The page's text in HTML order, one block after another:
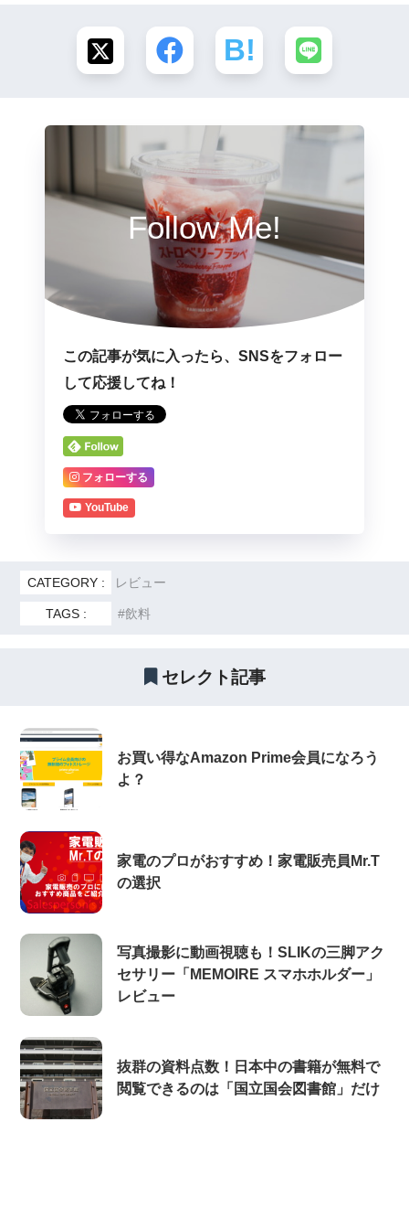
Follow Me!
この記事が気に入ったら、SNSをフォロー
して応援してね！
フォローする
YouTube
CATEGORY : レビュー
TAGS : 飲料
セレクト記事
お買い得なAmazon Prime会員になろう
よ？
家電のプロがおすすめ！家電販売員Mr.T
の選択
写真撮影に動画視聴も！SLIKの三脚アク
セサリー「MEMOIRE スマホホルダー」
レビュー
抜群の資料点数！日本中の書籍が無料で
閲覧できるのは「国立国会図書館」だけ